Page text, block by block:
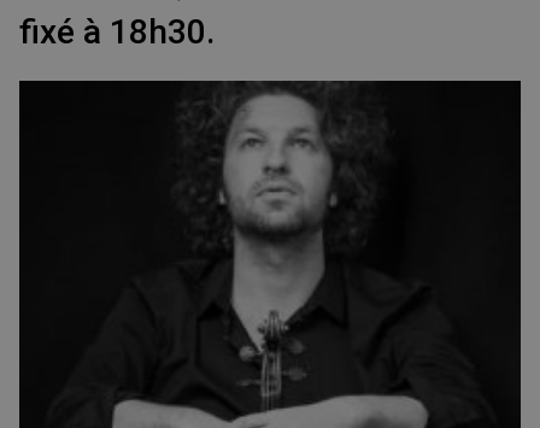
fixé à 18h30.